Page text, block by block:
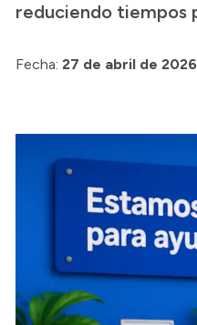
reduciendo tiempos
Fecha: 27 de abril de 2026